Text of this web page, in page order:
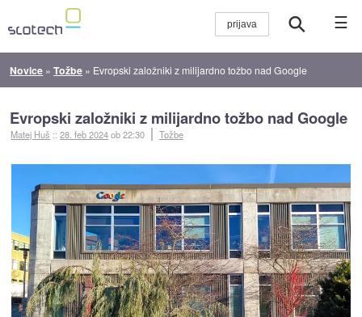
☰
Novice »Tožbe » Evropski založniki z milijardno tožbo nad Google
Evropski založniki z milijardno tožbo nad Google
Matej Huš ::28. feb 2024ob 22:30 Tožbe